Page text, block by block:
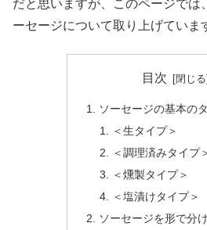
だと思いますが、このページでは
ーセージについて取り上げていま
目次
ソーセージの基本の
＜生タイプ＞
＜調理済みタイプ
＜燻製タイプ＞
＜塩漬けタイプ＞
ソーセージを形で分